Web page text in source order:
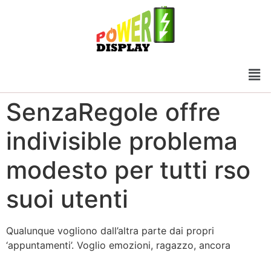
SenzaRegole offre
indivisible problema
modesto per tutti rso
suoi utenti
Qualunque vogliono dall’altra parte dai propri
‘appuntamenti’. Voglio emozioni, ragazzo, ancora